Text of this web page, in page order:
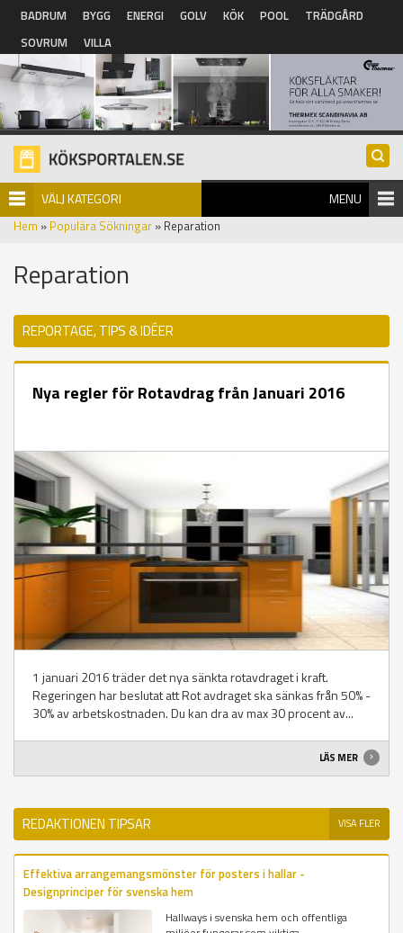
Hoppa till huvudinnehåll
BADRUM BYGG ENERGI GOLV KÖK POOL
TRÄDGÅRD
SOVRUM
VILLA
VÄLJ KATEGORI MENU
Hem » Populära Sökningar » Reparation
Reparation
REPORTAGE, TIPS & IDÉER
Nya regler för Rotavdrag från Januari 2016
1 januari 2016 träder det nya sänkta rotavdraget i kraft.
Regeringen har beslutat att Rot avdraget ska sänkas från 50% -
30% av arbetskostnaden. Du kan dra av max 30 procent av...
LÄS MER
REDAKTIONEN TIPSAR VISA FLER
Effektiva arrangemangsmönster för posters i hallar -
Designprinciper för svenska hem
Hallways i svenska hem och offentliga